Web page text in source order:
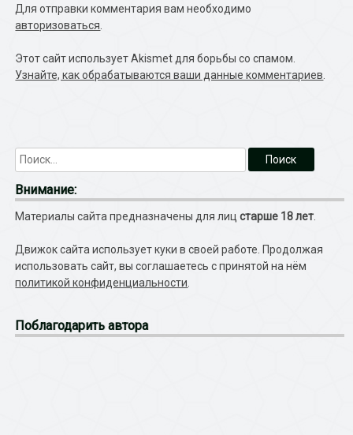
Для отправки комментария вам необходимо
авторизоваться
Этот сайт использует Akismet для борьбы со спамом.
Узнайте, как обрабатываются ваши данные комментариев
Внимание:
Материалы сайта предназначены для лицстарше 18 лет
Движок сайта использует куки в своей работе. Продолжая
использовать сайт, вы соглашаетесь с принятой на нём
политикой конфиденциальности
Поблагодарить автора